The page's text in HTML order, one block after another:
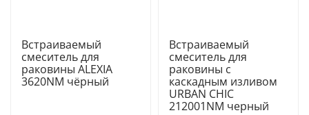
Встраиваемый
смеситель для
раковины ALEXIA
3620NM чёрный
Встраиваемый
смеситель для
раковины с
каскадным изливом
URBAN CHIC
212001NM черный